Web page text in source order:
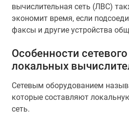
вычислительная сеть (ЛВС)
экономит время, если
факсы и другие устройства
Особенности
локальных
Сетевым оборудованием
которые составляют
сеть.